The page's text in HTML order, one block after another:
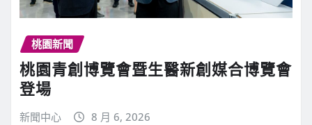
桃園新聞
桃園青創博覽會暨生醫新創媒合博覽會
登場
新聞中心 8 月 6, 2026